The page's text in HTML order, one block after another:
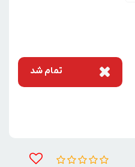
تمام شد